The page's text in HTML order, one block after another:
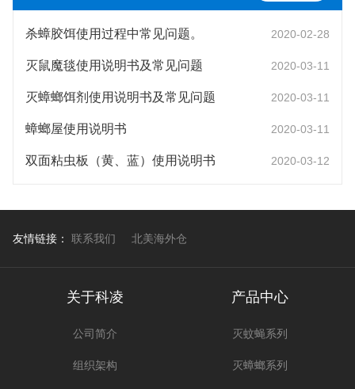
杀蟑胶饵使用过程中常见问题。 2020-02-28
灭鼠魔毯使用说明书及常见问题 2020-03-11
灭蟑螂饵剂使用说明书及常见问题 2020-03-11
蟑螂屋使用说明书 2020-03-11
双面粘虫板（黄、蓝）使用说明书 2020-03-12
友情链接： 联系我们 北美海外仓
关于科凌
公司简介
组织架构
产品中心
灭蚊蝇系列
灭蟑螂系列